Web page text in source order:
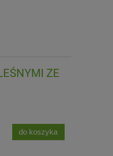
ZE
do koszyka